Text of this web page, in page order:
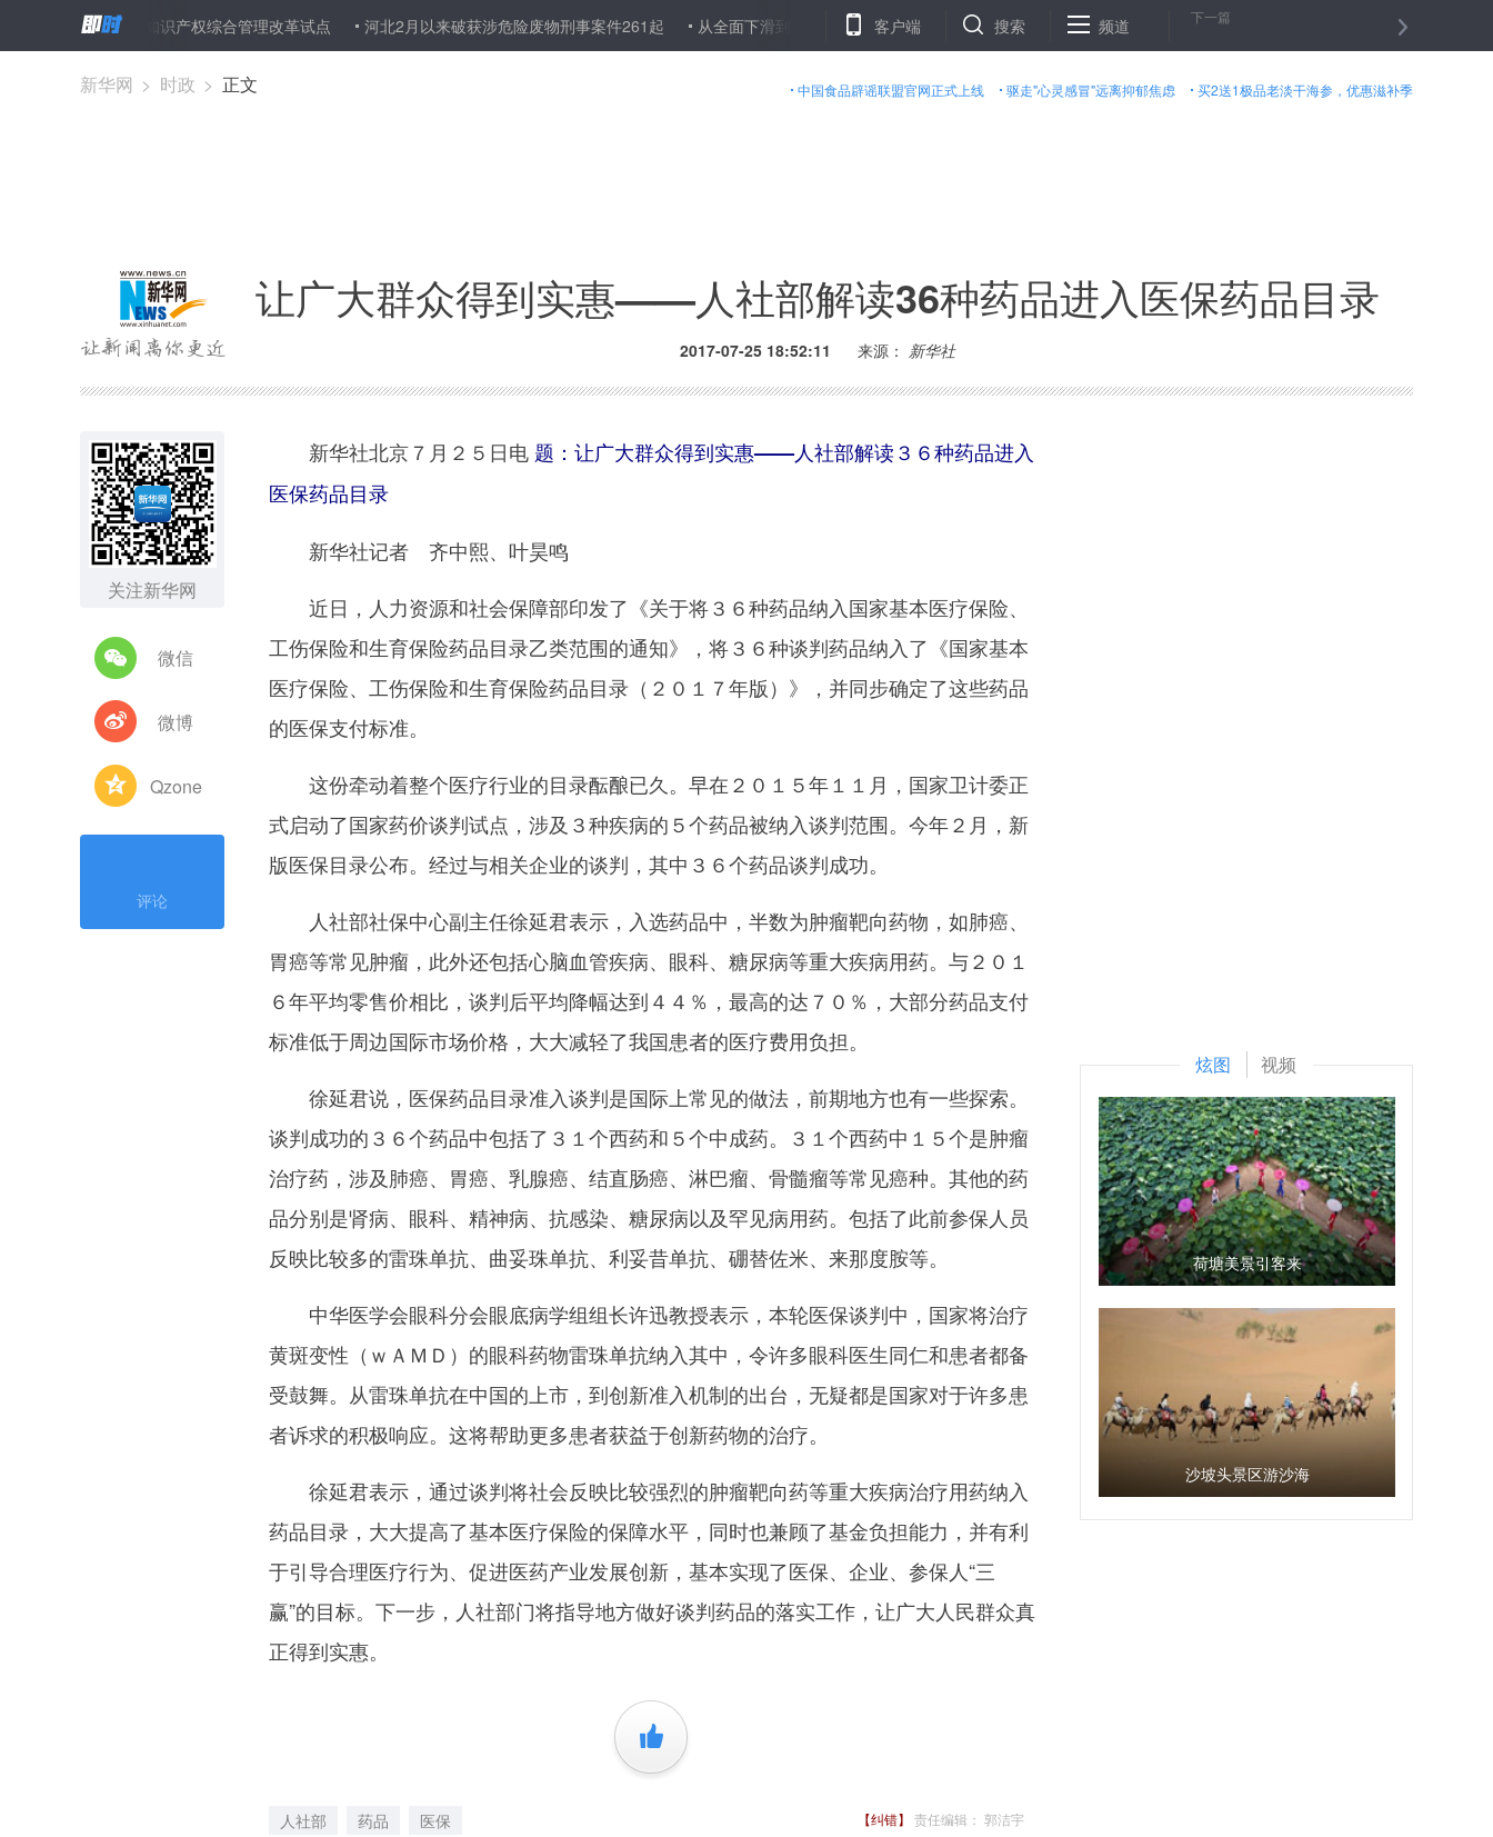
首批开展知识产权综合管理改革试点 河北2月以来破获涉危险废物刑事案件261起 从全面下滑到多方共羸——东北最大煤炭企业龙煤医院混改观察 瞭望重磅丨中国经济，从“稳中有进”跨入“稳中向好”
客户端 搜索 频道 下一篇
中国食品辟谣联盟官网正式上线 驱走"心灵感冒"远离抑郁焦虑 买2送1极品老淡干海参，优惠滋补季
新华网 > 时政 > 正文
让广大群众得到实惠——人社部解读36种药品进入医保药品目录
2017-07-25 18:52:11 来源： 新华社
关注新华网
微信
微博
Qzone
评论
新华社北京７月２５日电 题： 让广大群众得到实惠——人社部解读３６种药品进入
医保药品目录
新华社记者 齐中熙、叶昊鸣
近日，人力资源和社会保障部印发了《关于将３６种药品纳入国家基本医疗保险、
工伤保险和生育保险药品目录乙类范围的通知》，将３６种谈判药品纳入了《国家基本
医疗保险、工伤保险和生育保险药品目录（２０１７年版）》，并同步确定了这些药品
的医保支付标准。
这份牵动着整个医疗行业的目录酝酿已久。早在２０１５年１１月，国家卫计委正
式启动了国家药价谈判试点，涉及３种疾病的５个药品被纳入谈判范围。今年２月，新
版医保目录公布。经过与相关企业的谈判，其中３６个药品谈判成功。
人社部社保中心副主任徐延君表示，入选药品中，半数为肿瘤靶向药物，如肺癌、
胃癌等常见肿瘤，此外还包括心脑血管疾病、眼科、糖尿病等重大疾病用药。与２０１
６年平均零售价相比，谈判后平均降幅达到４４％，最高的达７０％，大部分药品支付
标准低于周边国际市场价格，大大减轻了我国患者的医疗费用负担。
徐延君说，医保药品目录准入谈判是国际上常见的做法，前期地方也有一些探索。
谈判成功的３６个药品中包括了３１个西药和５个中成药。３１个西药中１５个是肿瘤
治疗药，涉及肺癌、胃癌、乳腺癌、结直肠癌、淋巴瘤、骨髓瘤等常见癌种。其他的药
品分别是肾病、眼科、精神病、抗感染、糖尿病以及罕见病用药。包括了此前参保人员
反映比较多的雷珠单抗、曲妥珠单抗、利妥昔单抗、硼替佐米、来那度胺等。
中华医学会眼科分会眼底病学组组长许迅教授表示，本轮医保谈判中，国家将治疗
黄斑变性（ｗＡＭＤ）的眼科药物雷珠单抗纳入其中，令许多眼科医生同仁和患者都备
受鼓舞。从雷珠单抗在中国的上市，到创新准入机制的出台，无疑都是国家对于许多患
者诉求的积极响应。这将帮助更多患者获益于创新药物的治疗。
徐延君表示，通过谈判将社会反映比较强烈的肿瘤靶向药等重大疾病治疗用药纳入
药品目录，大大提高了基本医疗保险的保障水平，同时也兼顾了基金负担能力，并有利
于引导合理医疗行为、促进医药产业发展创新，基本实现了医保、企业、参保人“三
赢”的目标。下一步，人社部门将指导地方做好谈判药品的落实工作，让广大人民群众真
正得到实惠。
+1
人社部 药品 医保 【纠错】 责任编辑： 郭洁宇
炫图 视频
荷塘美景引客来
沙坡头景区游沙海